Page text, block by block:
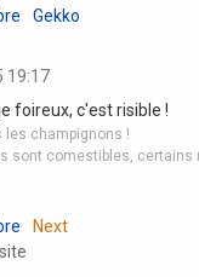
Gekko
19:17
foireux, c'est risible !
les champignons !
sont comestibles, certains
Next